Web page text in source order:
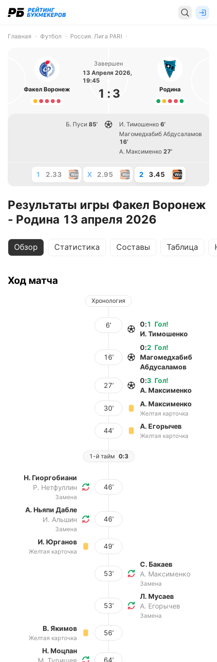
Главная Футбол Россия. Лига PARI
Факел Воронеж
Завершен
13 Апреля 2026,
19:45
1 : 3 Родина
Б. Пуси 85’ И. Тимошенко 6’
Магомедхабиб Абдусаламов
16’
А. Максименко 27’
1 2.33 X 2.95 2 3.45
Результаты игры Факел Воронеж
- Родина 13 апреля 2026
Обзор Статистика Составы Таблица
Ход матча
Хронология
6’ Гол!
0:1
И. Тимошенко
16’
Гол!
0:2
Магомедхабиб
Абдусаламов
27’
Гол!
0:3
А. Максименко
30’
А. Максименко
Желтая карточка
44’
А. Егорычев
Желтая карточка
1-й тайм 0:3
Н. Гиоргобиани
Р. Нетфуллин
Замена
46’
А. Ньяпи Дабле
И. Альшин
Замена
46’
И. Юрганов
Желтая карточка
49’
53’
С. Бакаев
А. Максименко
Замена
53’
Л. Мусаев
А. Егорычев
Замена
В. Якимов
Желтая карточка
56’
Н. Моцпан
М. Турищев
64’